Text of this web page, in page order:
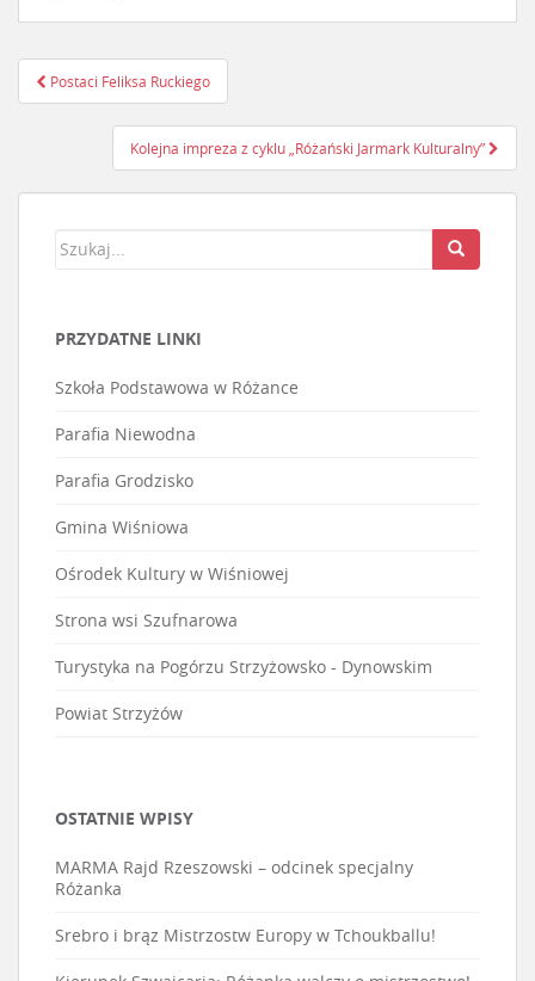
Nawigacja postu
Postaci Feliksa Ruckiego
Kolejna impreza z cyklu „Różański Jarmark Kulturalny”
PRZYDATNE LINKI
Szkoła Podstawowa w Różance
Parafia Niewodna
Parafia Grodzisko
Gmina Wiśniowa
Ośrodek Kultury w Wiśniowej
Strona wsi Szufnarowa
Turystyka na Pogórzu Strzyżowsko - Dynowskim
Powiat Strzyżów
OSTATNIE WPISY
MARMA Rajd Rzeszowski – odcinek specjalny
Różanka
Srebro i brąz Mistrzostw Europy w Tchoukballu!